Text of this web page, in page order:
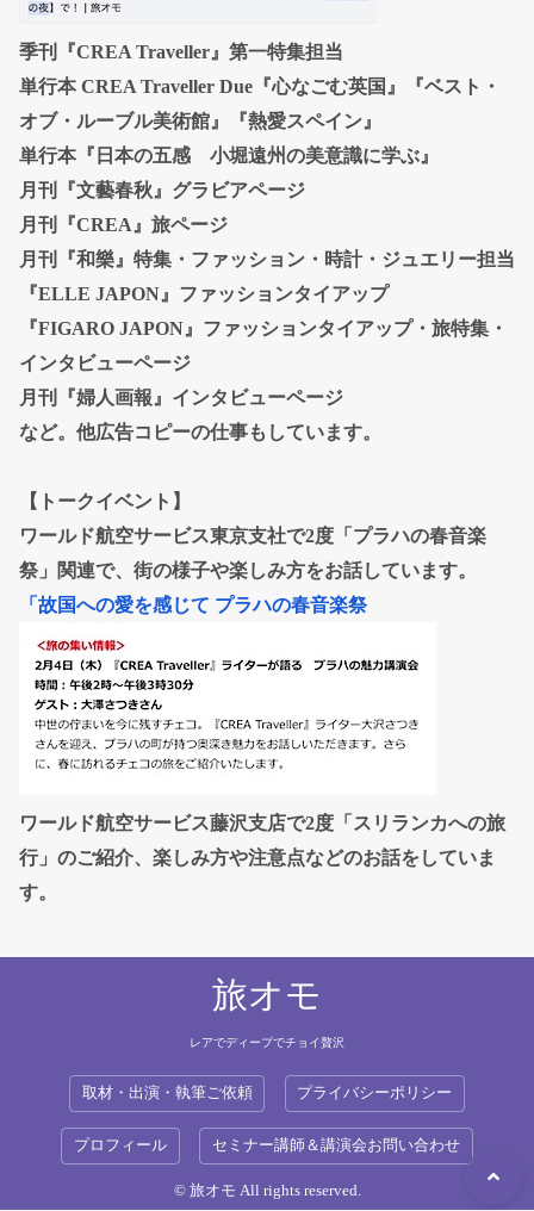
季刊『CREA Traveller』第一特集担当
単行本 CREA Traveller Due『心なごむ英国』『ベスト・
オブ・ルーブル美術館』『熱愛スペイン』
単行本『日本の五感 小堀遠州の美意識に学ぶ』
月刊『文藝春秋』グラビアページ
月刊『CREA』旅ページ
月刊『和樂』特集・ファッション・時計・ジュエリー担当
『ELLE JAPON』ファッションタイアップ
『FIGARO JAPON』ファッションタイアップ・旅特集・
インタビューページ
月刊『婦人画報』インタビューページ
など。他広告コピーの仕事もしています。
【トークイベント】
ワールド航空サービス東京支社で2度「プラハの春音楽
祭」関連で、街の様子や楽しみ方をお話しています。
「故国への愛を感じて プラハの春音楽祭
ワールド航空サービス藤沢支店で2度「スリランカへの旅
行」のご紹介、楽しみ方や注意点などのお話をしていま
す。
旅オモ
レアでディープでチョイ贅沢
取材・出演・執筆ご依頼 プライバシーポリシー
プロフィール セミナー講師＆講演会お問い合わせ
© 旅オモ All rights reserved.